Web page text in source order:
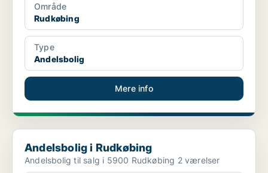
Område
Rudkøbing
Type
Andelsbolig
Mere info
Andelsbolig i Rudkøbing
Andelsbolig i Rudkøbing
Andelsbolig til salg i 5900 Rudkøbing 2 værelser